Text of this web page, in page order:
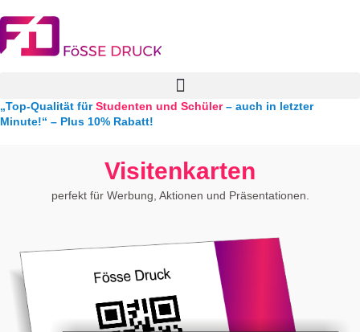
„Top-Qualität fürStudenten und Schüler– auch in letzter
Minute!“ – Plus 10% Rabatt!
Visitenkarten
perfekt für Werbung, Aktionen und Präsentationen.